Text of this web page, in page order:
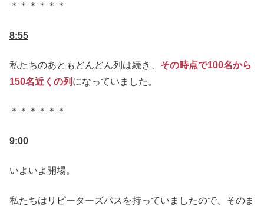
＊＊＊＊＊＊
8:55
私たちのあともどんどん列は続き、 その時点で100名から
150名近くの列 になっていました。
＊＊＊＊＊＊
9:00
いよいよ開場。
私たちはリピーターズパスを持っていましたので、そのま